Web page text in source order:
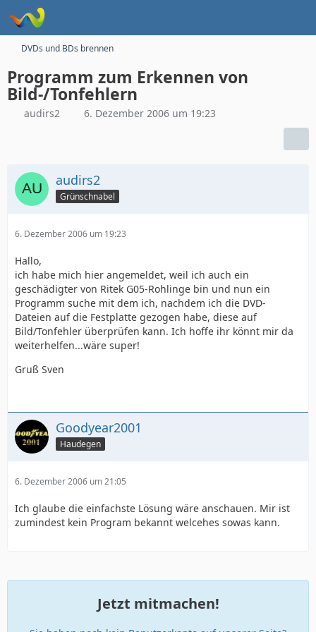
DVDs und BDs brennen
Programm zum Erkennen von
Bild-/Tonfehlern
audirs2 6. Dezember 2006 um 19:23
audirs2
Grünschnabel
6. Dezember 2006 um 19:23
Hallo,
ich habe mich hier angemeldet, weil ich auch ein
geschädigter von Ritek G05-Rohlinge bin und nun ein
Programm suche mit dem ich, nachdem ich die DVD-
Dateien auf die Festplatte gezogen habe, diese auf
Bild/Tonfehler überprüfen kann. Ich hoffe ihr könnt mir da
weiterhelfen...wäre super!
Gruß Sven
Goodyear2001
Haudegen
6. Dezember 2006 um 21:05
Ich glaube die einfachste Lösung wäre anschauen. Mir ist
zumindest kein Program bekannt welcehes sowas kann.
Jetzt mitmachen!